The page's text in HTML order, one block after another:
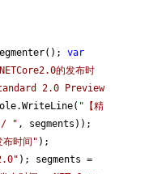
var
的发布时
2.0 Preview
" 【精
/ " , segments));
布时间 " );
" ); segments =